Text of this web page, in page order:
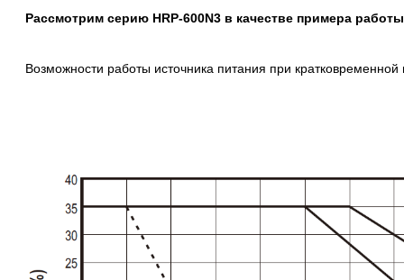
Рассмотрим серию HRP-600N3 в качестве примера
Возможности работы источника питания при